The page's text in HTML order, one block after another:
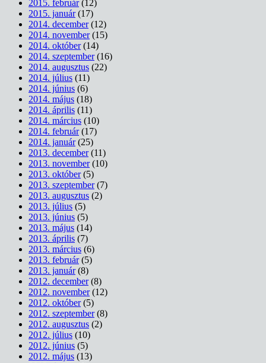
2015. február(12)
2015. január(17)
2014. december(12)
2014. november(15)
2014. október(14)
2014. szeptember(16)
2014. augusztus (22)
2014. július (11)
2014. június (6)
2014. május (18)
2014. április (11)
2014. március (10)
2014. február(17)
2014. január(25)
2013. december(11)
2013. november(10)
2013. október(5)
2013. szeptember(7)
2013. augusztus (2)
2013. július (5)
2013. június (5)
2013. május (14)
2013. április (7)
2013. március (6)
2013. február(5)
2013. január(8)
2012. december(8)
2012. november(12)
2012. október(5)
2012. szeptember(8)
2012. augusztus (2)
2012. július (10)
2012. június (5)
2012. május (13)